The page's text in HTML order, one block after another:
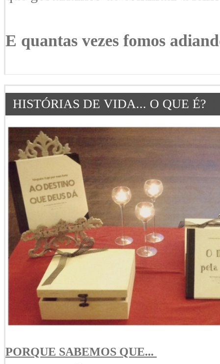
E quantas vezes fomos
HISTÓRIAS DE VIDA... O QUE É?
PORQUE SABEMOS QUE...